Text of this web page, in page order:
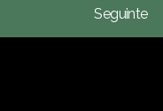
Seguinte